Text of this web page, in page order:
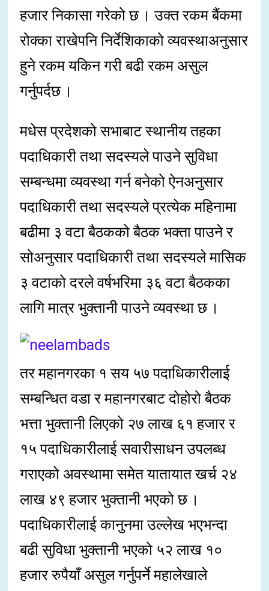
हजार निकासा गरेको छ । उक्त रकम बैंकमा
रोक्का राखेपनि निर्देशिकाको व्यवस्थाअनुसार
हुने रकम यकिन गरी बढी रकम असुल
गर्नुपर्दछ ।
मधेस प्रदेशको सभाबाट स्थानीय तहका
पदाधिकारी तथा सदस्यले पाउने सुविधा
सम्बन्धमा व्यवस्था गर्न बनेको ऐनअनुसार
पदाधिकारी तथा सदस्यले प्रत्येक महिनामा
बढीमा ३ वटा बैठकको बैठक भक्ता पाउने र
सोअनुसार पदाधिकारी तथा सदस्यले मासिक
३ वटाको दरले वर्षभरिमा ३६ वटा बैठकका
लागि मात्र भुक्तानी पाउने व्यवस्था छ ।
तर महानगरका १ सय ५७ पदाधिकारीलाई
सम्बन्धित वडा र महानगरबाट दोहोरो बैठक
भत्ता भुक्तानी लिएको २७ लाख ६१ हजार र
१५ पदाधिकारीलाई सवारीसाधन उपलब्ध
गराएको अवस्थामा समेत यातायात खर्च २४
लाख ४९ हजार भुक्तानी भएको छ ।
पदाधिकारीलाई कानुनमा उल्लेख भएभन्दा
बढी सुविधा भुक्तानी भएको ५२ लाख १०
हजार रुपैयाँ असुल गर्नुपर्ने महालेखाले